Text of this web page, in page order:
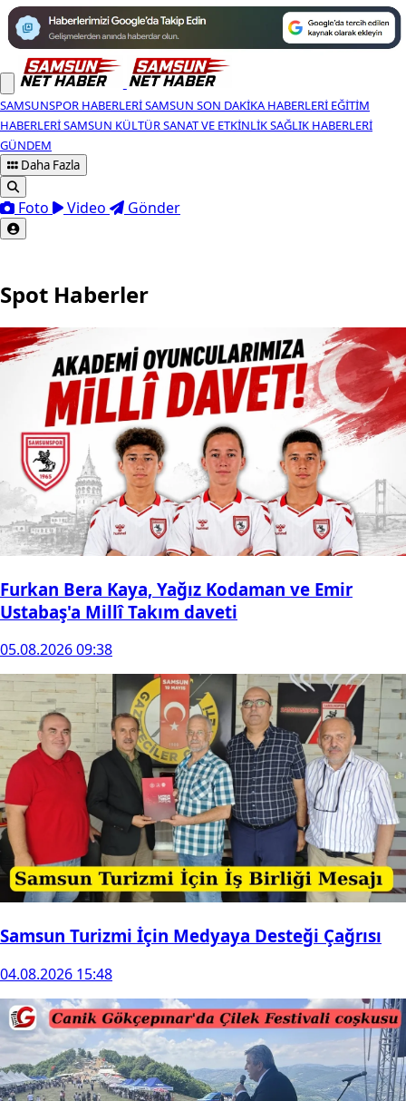
SAMSUNSPOR HABERLERISAMSUN SON DAKIKA HABERLERI EĞITIM
HABERLERISAMSUN KÜLTÜR SANAT VE ETKINLIKSAĞLIK HABERLERI
GÜNDEM
Daha Fazla
Foto Video Gönder
Spot Haberler
Furkan Bera Kaya, Yağız Kodaman ve Emir
Ustabaş'a Millî Takım daveti
05.08.2026 09:38
Samsun Turizmi İçin Medyaya Desteği Çağrısı
04.08.2026 15:48